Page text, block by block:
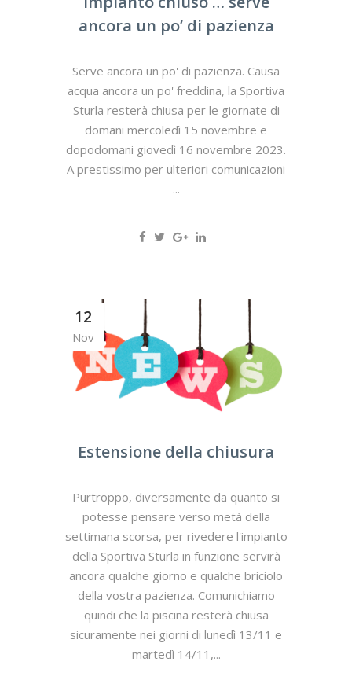
ancora un po’ di pazienza
Serve ancora un po' di pazienza. Causa
acqua ancora un po' freddina, la Sportiva
Sturla resterà chiusa per le giornate di
domani mercoledì 15 novembre e
dopodomani giovedì 16 novembre 2023.
A prestissimo per ulteriori comunicazioni
...
12
Nov
Estensione della chiusura
Purtroppo, diversamente da quanto si
potesse pensare verso metà della
settimana scorsa, per rivedere l'impianto
della Sportiva Sturla in funzione servirà
ancora qualche giorno e qualche briciolo
della vostra pazienza. Comunichiamo
quindi che la piscina resterà chiusa
sicuramente nei giorni di lunedì 13/11 e
martedì 14/11,...